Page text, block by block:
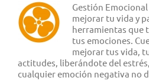
Gestión
mejorar tu vida y
herramientas que
tus emociones.
mejorar tus vida,
actitudes, liberándote del
cualquier emoción negativa no